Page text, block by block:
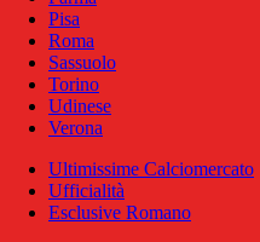
Pisa
Roma
Sassuolo
Torino
Udinese
Verona
Ultimissime Calciomercato
Ufficialità
Esclusive Romano